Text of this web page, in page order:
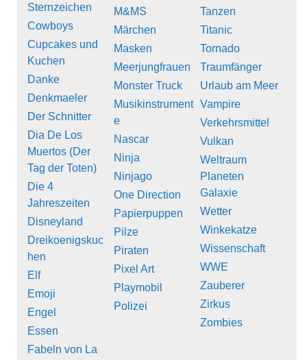
Sternzeichen
Cowboys
Cupcakes und
Kuchen
Danke
Denkmaeler
Der Schnitter
Dia De Los
Muertos (Der
Tag der Toten)
Die 4
Jahreszeiten
Disneyland
Dreikoenigskuc
hen
Elf
Emoji
Engel
Essen
Fabeln von La
M&MS
Märchen
Masken
Meerjungfrauen
Monster Truck
Musikinstrument
e
Nascar
Ninja
Ninjago
One Direction
Papierpuppen
Pilze
Piraten
Pixel Art
Playmobil
Polizei
Tanzen
Titanic
Tornado
Traumfänger
Urlaub am Meer
Vampire
Verkehrsmittel
Vulkan
Weltraum
Planeten
Galaxie
Wetter
Winkekatze
Wissenschaft
WWE
Zauberer
Zirkus
Zombies